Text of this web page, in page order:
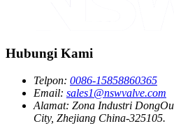
Hubungi Kami
Telpon: 0086-15858860365
Email: sales1@nswvalve.com
Alamat: Zona Industri
City, Zhejiang China-325105.